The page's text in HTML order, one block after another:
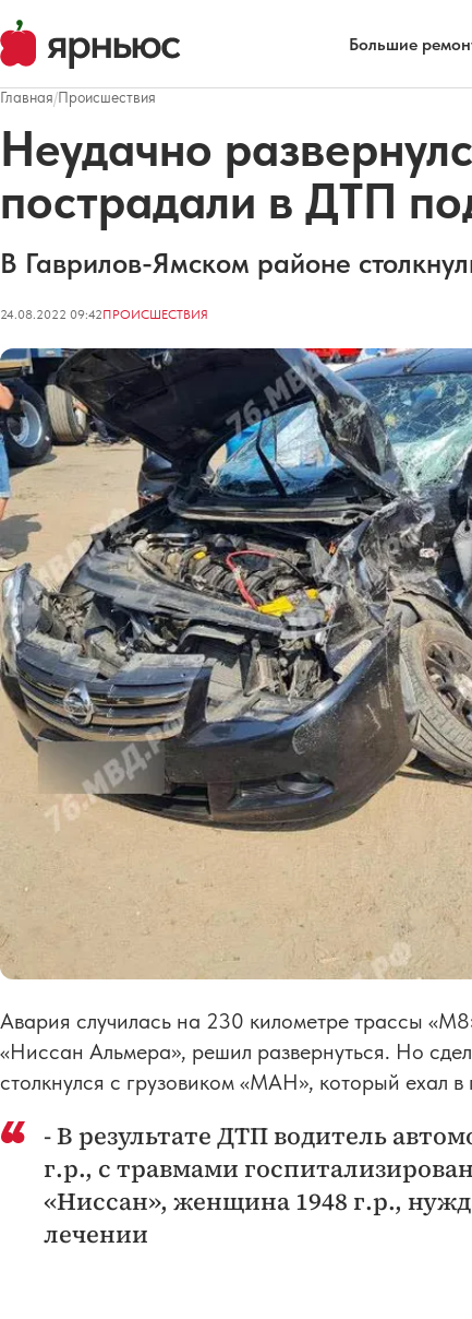
Большие
Главная/Происшествия
Неудачно
пострадали в ДТП
В Гаврилов-Ямском районе
24.08.2022 09:42ПРОИСШЕСТВИЯ
Авария случилась на 230 километре трассы
«Ниссан Альмера», решил развернуться. Но
столкнулся с грузовиком «МАН», который ехал
- В результате ДТП водитель
г.р., с травмами
«Ниссан», женщина 1948 г.р.,
лечении